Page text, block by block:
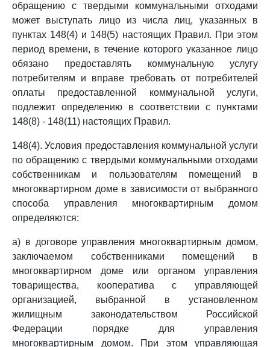
обращению с твердыми коммунальными отходами
может выступать лицо из числа лиц, указанных в
пунктах 148(4) и 148(5) настоящих Правил. При этом
период времени, в течение которого указанное лицо
обязано предоставлять коммунальную услугу
потребителям и вправе требовать от потребителей
оплаты предоставленной коммунальной услуги,
подлежит определению в соответствии с пунктами
148(8) - 148(11) настоящих Правил.
148(4). Условия предоставления коммунальной услуги
по обращению с твердыми коммунальными отходами
собственникам и пользователям помещений в
многоквартирном доме в зависимости от выбранного
способа управления многоквартирным домом
определяются:
а) в договоре управления многоквартирным домом,
заключаемом собственниками помещений в
многоквартирном доме или органом управления
товарищества, кооператива с управляющей
организацией, выбранной в установленном
жилищным законодательством Российской
Федерации порядке для управления
многоквартирным домом. При этом управляющая